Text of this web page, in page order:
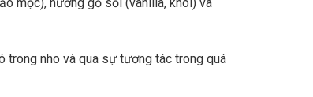
trong nho và qua sự tương tác trong quá